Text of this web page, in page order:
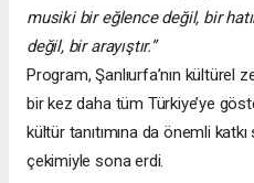
musiki bir eğlence değil, bir
değil, bir arayıştır.”
Program, Şanlıurfa’nın kültürel
bir kez daha tüm Türkiye’ye
kültür tanıtımına da önemli
çekimiyle sona erdi.